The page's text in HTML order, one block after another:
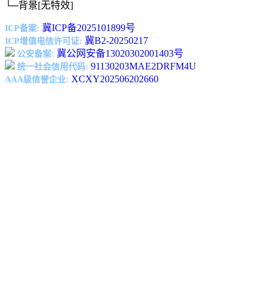
└─背景[无特效]
ICP备案: 冀ICP备2025101899号
ICP增值电信许可证: 冀B2-20250217
公安备案: 冀公网安备13020302001403号
统一社会信用代码: 91130203MAE2DRFM4U
AAA级信誉企业: XCXY202506202660